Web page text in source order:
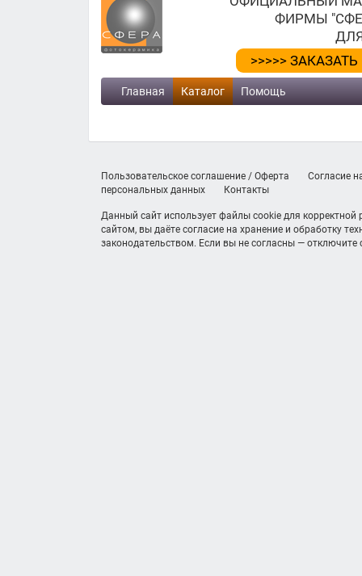
ФИРМЫ
>>>>>
Главная Каталог Помощь
Пользовательское соглашение / Оферта
Согласие
персональных данных
Контакты
Данный сайт использует файлы cookie для
сайтом, вы даёте согласие на хранение и обработку
законодательством. Если вы не согласны — отключите